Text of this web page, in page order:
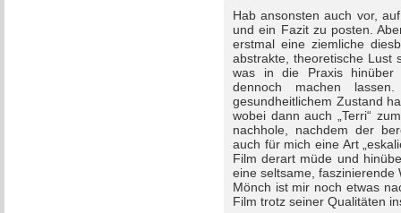
Hab ansonsten auch vor,
und ein Fazit zu posten.
erstmal eine ziemliche
abstrakte, theoretische Lust
was in die Praxis hinüber
dennoch machen lassen.
gesundheitlichem Zustand
wobei dann auch „Terri“
nachhole, nachdem der
auch für mich eine Art
Film derart müde und
eine seltsame, faszinierende
Mönch ist mir noch etwas
Film trotz seiner Qualitäten